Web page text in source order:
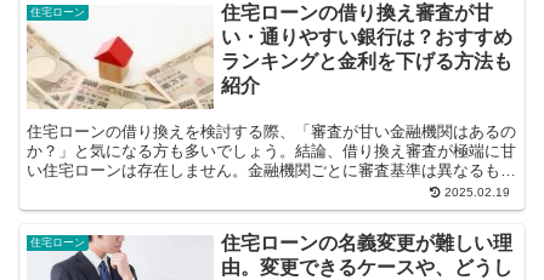
住宅ローン
住宅ローンの借り換え審査が甘
い・通りやすい銀行は？おすすめ
ランキングと金利を下げる方法も
紹介
住宅ローンの借り換えを検討する際、「審査が甘い金融機関はあるの
か？」と気になる方も多いでしょう。結論、借り換え審査が極端に甘
い住宅ローンは存在しません。金融機関ごとに審査基準は異なるもの
2025.02.19
住宅ローン
住宅ローンの名義変更が難しい理
由。変更できるケースや、どうし